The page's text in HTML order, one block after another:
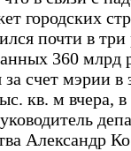
городских
почти в
360 млрд
счет мэрии в
кв. м вчера,
Александр